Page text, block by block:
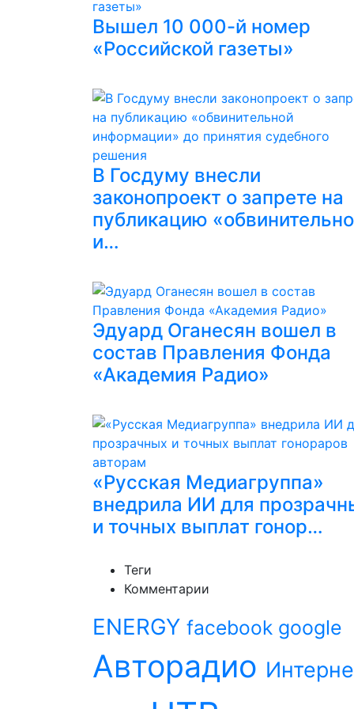
Вышел 10 000-й номер
«Российской газеты»
В Госдуму внесли
законопроект о запрете на
публикацию
и…
Эдуард Оганесян вошел в
состав Правления Фонда
«Академия Радио»
«Русская Медиагруппа»
внедрила ИИ для
и точных выплат гонор…
Теги
Комментарии
ENERGY facebook google
Авторадио